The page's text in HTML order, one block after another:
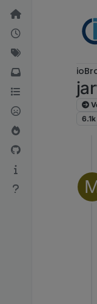
Weiter zum Inhalt
6.1k